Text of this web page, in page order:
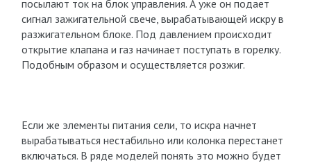
посылают ток на блок управления. А уже он подает
сигнал зажигательной свече, вырабатывающей искру в
разжигательном блоке. Под давлением происходит
открытие клапана и газ начинает поступать в горелку.
Подобным образом и осуществляется розжиг.
Если же элементы питания сели, то искра начнет
вырабатываться нестабильно или колонка перестанет
включаться. В ряде моделей понять это можно будет